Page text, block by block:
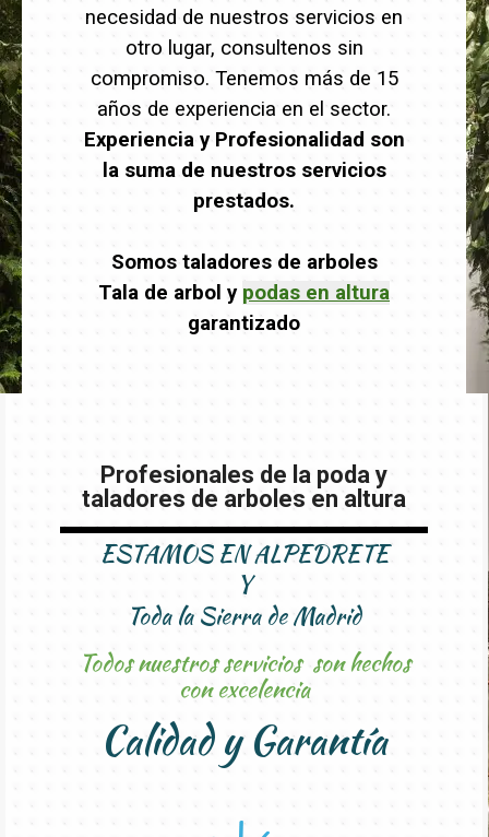
necesidad de nuestros servicios en
otro lugar, consultenos sin
compromiso. Tenemos más de 15
años de experiencia en el sector.
Experiencia y Profesionalidad son
la suma de nuestros servicios
prestados.
Somos taladores de arboles
Tala de arbol y podas en altura
garantizado
Profesionales de la poda y
taladores de arboles en altura
ESTAMOS ENALPEDRETE
Y
Toda la Sierra de Madrid
Todos nuestros servicios son hechos
con excelencia
Calidad y Garantía